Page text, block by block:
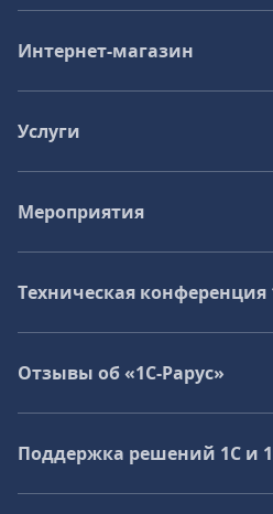
Интернет-магазин
Услуги
Мероприятия
Техническая конференция
Отзывы об «1С-Рарус»
Поддержка решений 1С и